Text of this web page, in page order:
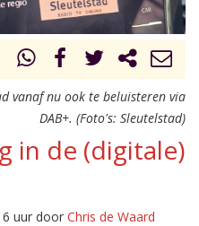
vanaf nu ook te beluisteren via
DAB+. (Foto's: Sleutelstad)
in de (digitale)
uur door Chris de Waard